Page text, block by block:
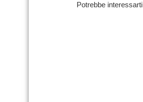
Potrebbe interessarti